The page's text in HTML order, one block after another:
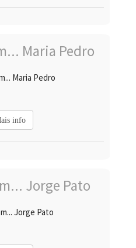
Maria Pedro
info
Jorge Pato